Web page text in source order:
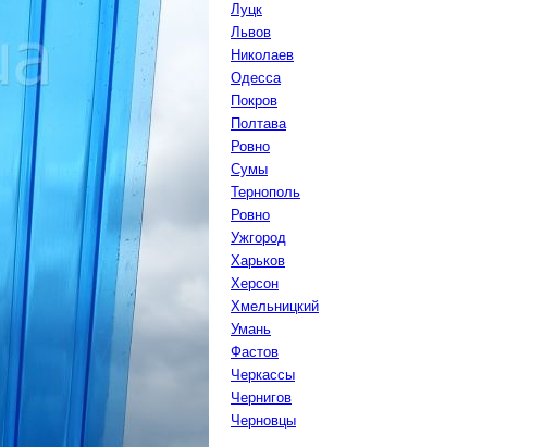
Луцк
Львов
Николаев
Одесса
Покров
Полтава
Ровно
Сумы
Тернополь
Ровно
Ужгород
Харьков
Херсон
Хмельницкий
Умань
Фастов
Черкассы
Чернигов
Черновцы